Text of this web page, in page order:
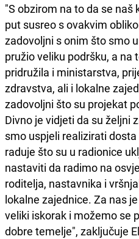
"S obzirom na to da se
put susreo s ovakvim
zadovoljni s onim što smo
pružio veliku podršku, a na
pridružila i ministarstva,
zdravstva, ali i lokalne
zadovoljni što su projekat
Divno je vidjeti da su željni
smo uspjeli realizirati
raduje što su u radionice
nastaviti da radimo na
roditelja, nastavnika i
lokalne zajednice. Za nas
veliki iskorak i možemo se
dobre temelje", zaključuje